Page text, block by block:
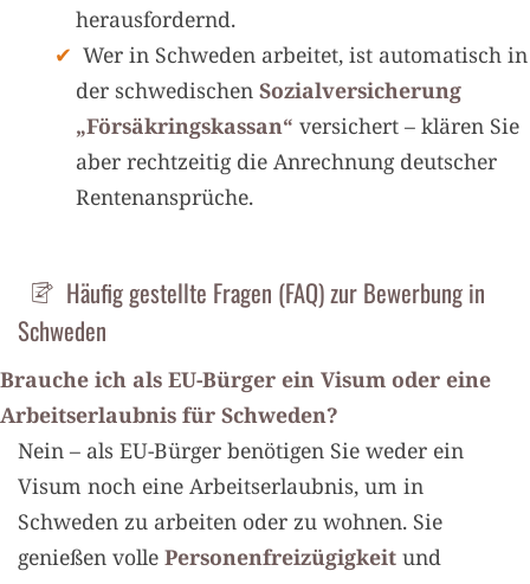
herausfordernd.
Wer in Schweden arbeitet, ist automatisch in
der schwedischen Sozialversicherung
„Försäkringskassan“ versichert – klären Sie
aber rechtzeitig die Anrechnung deutscher
Rentenansprüche.
Häufig gestellte Fragen (FAQ) zur Bewerbung in
Schweden
Brauche ich als EU-Bürger ein Visum oder eine
Arbeitserlaubnis für Schweden?
Nein – als EU-Bürger benötigen Sie weder ein
Visum noch eine Arbeitserlaubnis, um in
Schweden zu arbeiten oder zu wohnen. Sie
genießen volle Personenfreizügigkeit und